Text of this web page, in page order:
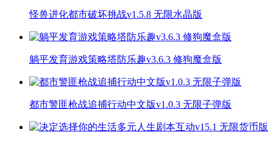
怪兽进化都市破坏挑战v1.5.8 无限水晶版
躺平发育游戏策略塔防乐趣v3.6.3 修狗魔盒版
都市警匪枪战追捕行动中文版v1.0.3 无限子弹版